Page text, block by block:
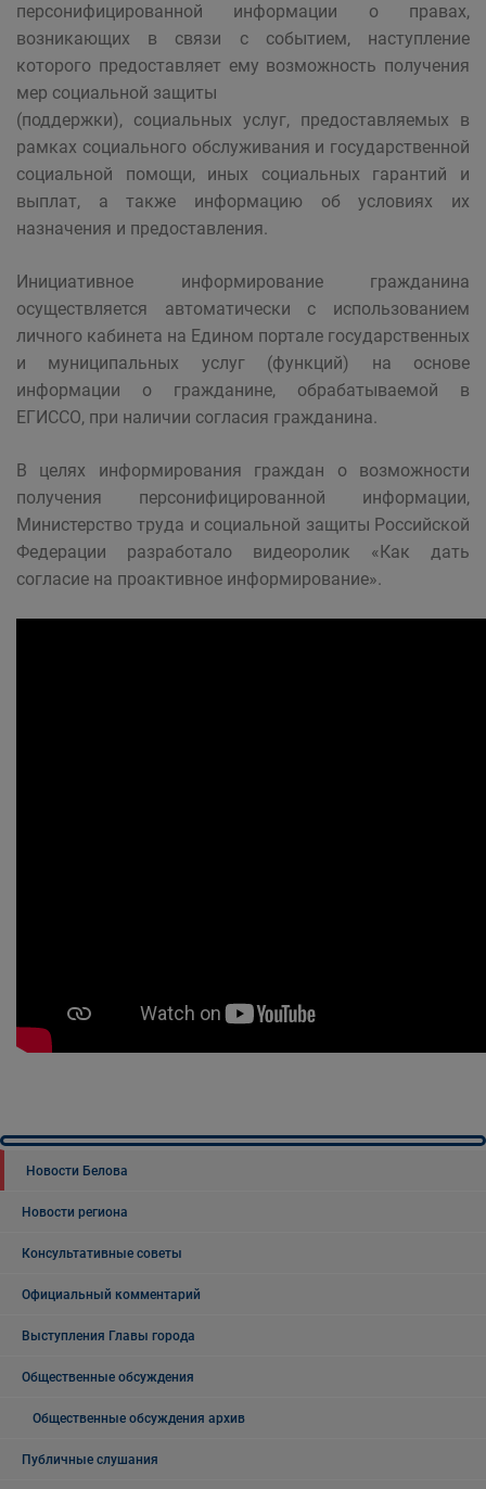
персонифицированной информации о правах,
возникающих в связи с событием, наступление
которого предоставляет ему возможность получения
мер социальной защиты
(поддержки), социальных услуг, предоставляемых в
рамках социального обслуживания и государственной
социальной помощи, иных социальных гарантий и
выплат, а также информацию об условиях их
назначения и предоставления.
Инициативное информирование гражданина
осуществляется автоматически с использованием
личного кабинета на Едином портале государственных
и муниципальных услуг (функций) на основе
информации о гражданине, обрабатываемой в
ЕГИССО, при наличии согласия гражданина.
В целях информирования граждан о возможности
получения персонифицированной информации,
Министерство труда и социальной защиты Российской
Федерации разработало видеоролик «Как дать
согласие на проактивное информирование».
Новости Белова
Новости региона
Консультативные советы
Официальный комментарий
Выступления Главы города
Общественные обсуждения
Общественные обсуждения архив
Публичные слушания